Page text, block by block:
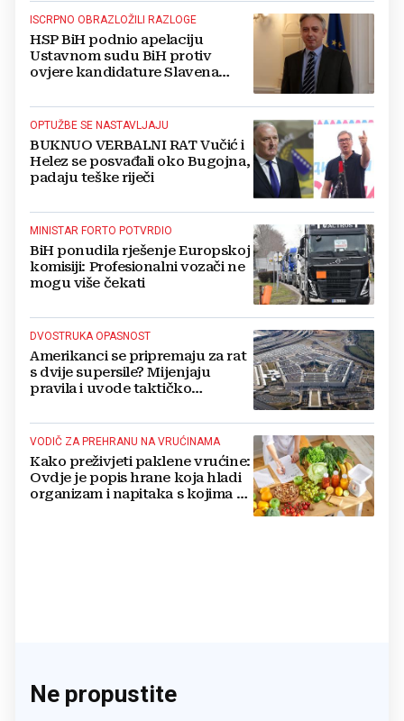
ISCRPNO OBRAZLOŽILI RAZLOGE
HSP BiH podnio apelaciju
Ustavnom sudu BiH protiv
ovjere kandidature Slavena
OPTUŽBE SE NASTAVLJAJU
BUKNUO VERBALNI RAT Vučić i
Helez se posvađali oko Bugojna,
padaju teške riječi
MINISTAR FORTO POTVRDIO
BiH ponudila rješenje Europskoj
komisiji: Profesionalni vozači ne
mogu više čekati
DVOSTRUKA OPASNOST
Amerikanci se pripremaju za rat
s dvije supersile? Mijenjaju
pravila i uvode taktičko
VODIČ ZA PREHRANU NA VRUĆINAMA
Kako preživjeti paklene vrućine:
Ovdje je popis hrane koja hladi
organizam i napitaka s kojima si
Ne propustite